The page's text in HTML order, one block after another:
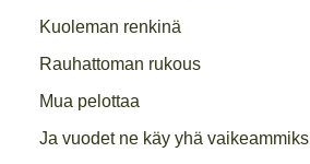
Kuoleman renkinä
Rauhattoman rukous
Mua pelottaa
Ja vuodet ne käy yhä vaikeammiks